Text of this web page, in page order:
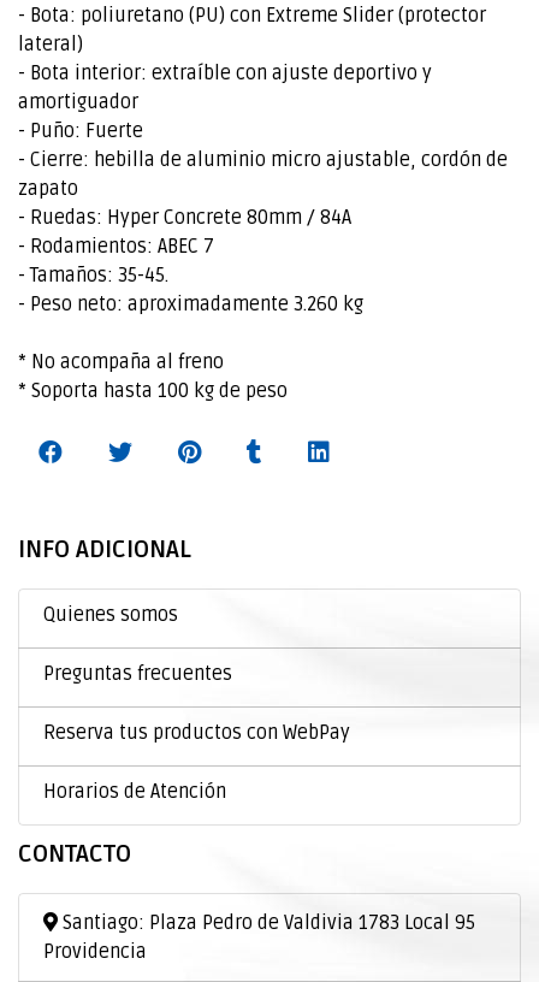
- Bota: poliuretano (PU) con Extreme Slider (protector
lateral)
- Bota interior: extraíble con ajuste deportivo y
amortiguador
- Puño: Fuerte
- Cierre: hebilla de aluminio micro ajustable, cordón de
zapato
- Ruedas: Hyper Concrete 80mm / 84A
- Rodamientos: ABEC 7
- Tamaños: 35-45.
- Peso neto: aproximadamente 3.260 kg
* No acompaña al freno
* Soporta hasta 100 kg de peso
INFO ADICIONAL
Quienes somos
Preguntas frecuentes
Reserva tus productos con WebPay
Horarios de Atención
CONTACTO
Santiago: Plaza Pedro de Valdivia 1783 Local 95
Providencia